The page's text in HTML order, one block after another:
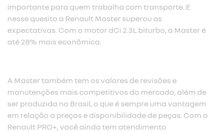
importante para quem trabalha com transporte. E
nesse quesito a Renault Master superou as
expectativas. Com o motor dCi 2.3L biturbo, a Master é
até 28% mais econômica.​
A Master também tem os valores de revisões e
manutenções mais competitivos do mercado, além de
ser produzida no Brasil, o que é sempre uma vantagem
em relação a preços e disponibilidade de peças. Com o
Renault PRO+, você ainda tem atendimento